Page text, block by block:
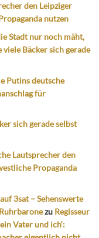
den Leipziger
nutzen
Stadt nur noch mäht,
viele Bäcker sich gerade
Putins deutsche
für
sich gerade selbst
Lautsprecher den
Propaganda
3sat – Sehenswerte
zu Regisseur
Vater und ich‘: